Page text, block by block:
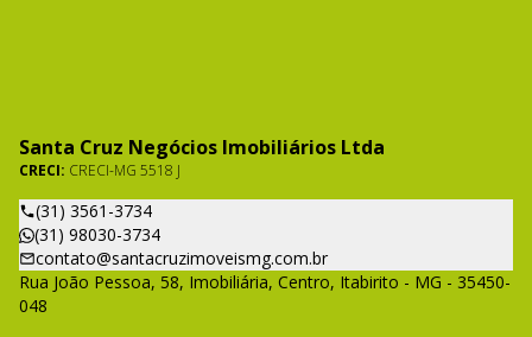
Santa Cruz Negócios Imobiliários Ltda
CRECI: CRECI-MG 5518 J
(31) 3561-3734
(31) 98030-3734
contato@santacruzimoveismg.com.br
Rua João Pessoa, 58, Imobiliária, Centro, Itabirito - MG - 35450-
048